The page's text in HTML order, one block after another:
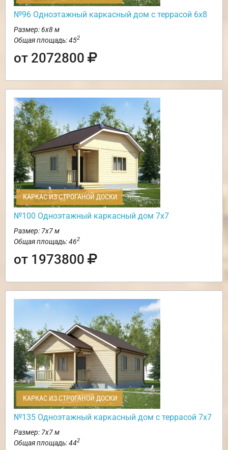
№96 Одноэтажный каркасный дом с террасой 6х8
Размер: 6х8 м
Общая площадь: 452
от 2072800
КАРКАС ИЗ СТРОГАНОЙ ДОСКИ
№100 Одноэтажный каркасный дом 7х7
Размер: 7х7 м
Общая площадь: 462
от 1973800
КАРКАС ИЗ СТРОГАНОЙ ДОСКИ
№135 Одноэтажный каркасный дом с террасой 7х7
Размер: 7х7 м
Общая площадь: 442